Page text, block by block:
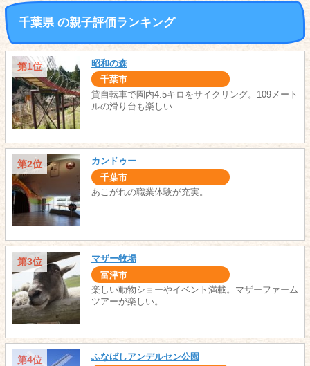
千葉県 の親子評価ランキング
第1位 昭和の森
千葉市
貸自転車で園内4.5キロをサイクリング。109メート
ルの滑り台も楽しい
第2位 カンドゥー
千葉市
あこがれの職業体験が充実。
第3位 マザー牧場
富津市
楽しい動物ショーやイベント満載。マザーファーム
ツアーが楽しい。
第4位 ふなばしアンデルセン公園